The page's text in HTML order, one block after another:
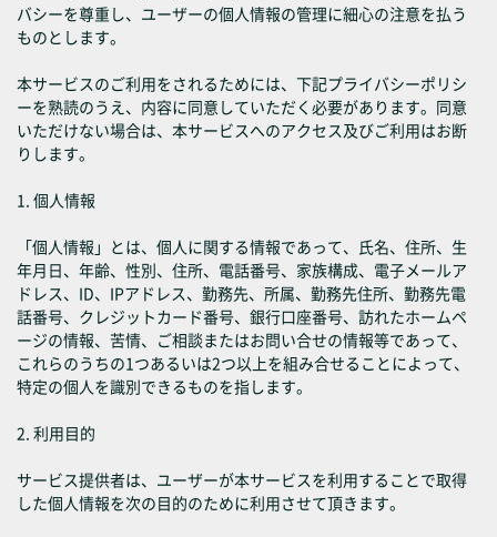
バシーを尊重し、ユーザーの個人情報の管理に細心の注意を払う
ものとします。
本サービスのご利用をされるためには、下記プライバシーポリシ
ーを熟読のうえ、内容に同意していただく必要があります。同意
いただけない場合は、本サービスへのアクセス及びご利用はお断
りします。
1. 個人情報
「個人情報」とは、個人に関する情報であって、氏名、住所、生
年月日、年齢、性別、住所、電話番号、家族構成、電子メールア
ドレス、ID、IPアドレス、勤務先、所属、勤務先住所、勤務先電
話番号、クレジットカード番号、銀行口座番号、訪れたホームペ
ージの情報、苦情、ご相談またはお問い合せの情報等であって、
これらのうちの1つあるいは2つ以上を組み合せることによって、
特定の個人を識別できるものを指します。
2. 利用目的
サービス提供者は、ユーザーが本サービスを利用することで取得
した個人情報を次の目的のために利用させて頂きます。